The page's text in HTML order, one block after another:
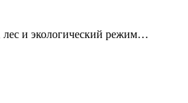
лес и экологический режим…